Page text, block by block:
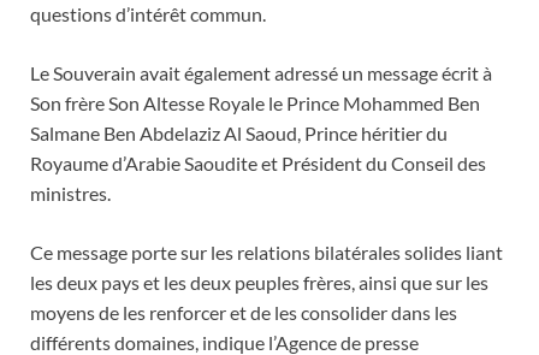
questions d’intérêt commun.
Le Souverain avait également adressé un message écrit à
Son frère Son Altesse Royale le Prince Mohammed Ben
Salmane Ben Abdelaziz Al Saoud, Prince héritier du
Royaume d’Arabie Saoudite et Président du Conseil des
ministres.
Ce message porte sur les relations bilatérales solides liant
les deux pays et les deux peuples frères, ainsi que sur les
moyens de les renforcer et de les consolider dans les
différents domaines, indique l’Agence de presse